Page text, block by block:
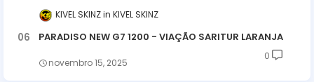
KIVEL SKINZ KIVEL SKINZ
PARADISO NEW G7 1200 - VIAÇÃO SARITUR LARANJA
novembro 15, 2025
0